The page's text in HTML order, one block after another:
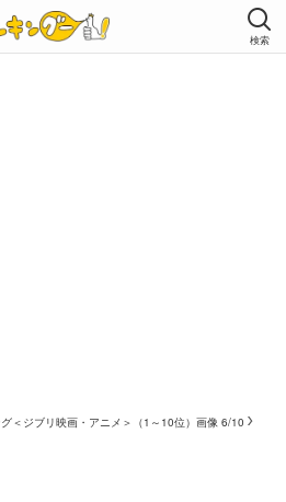
検索
＜ジブリ映画・アニメ＞（1～10位）画像 6/10